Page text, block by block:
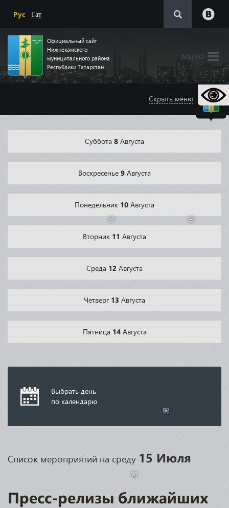
Рус Тат
Официальный сайт
Нижнекамского
муниципального района
Республики Татарстан
МЕНЮ
Скрыть меню
🌸
Суббота 8 Августа
Воскресенье 9 Августа
Понедельник 10 Августа
Вторник 11 Августа
Среда 12 Августа
Четверг 13 Августа
Пятница14 Августа
Выбрать день
по календарю
Список мероприятий на среду 15 Июля
Пресс-релизы ближайших